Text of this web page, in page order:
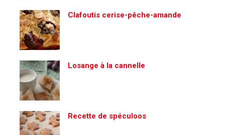
Clafoutis cerise-pêche-amande
Losange à la cannelle
Recette de spéculoos